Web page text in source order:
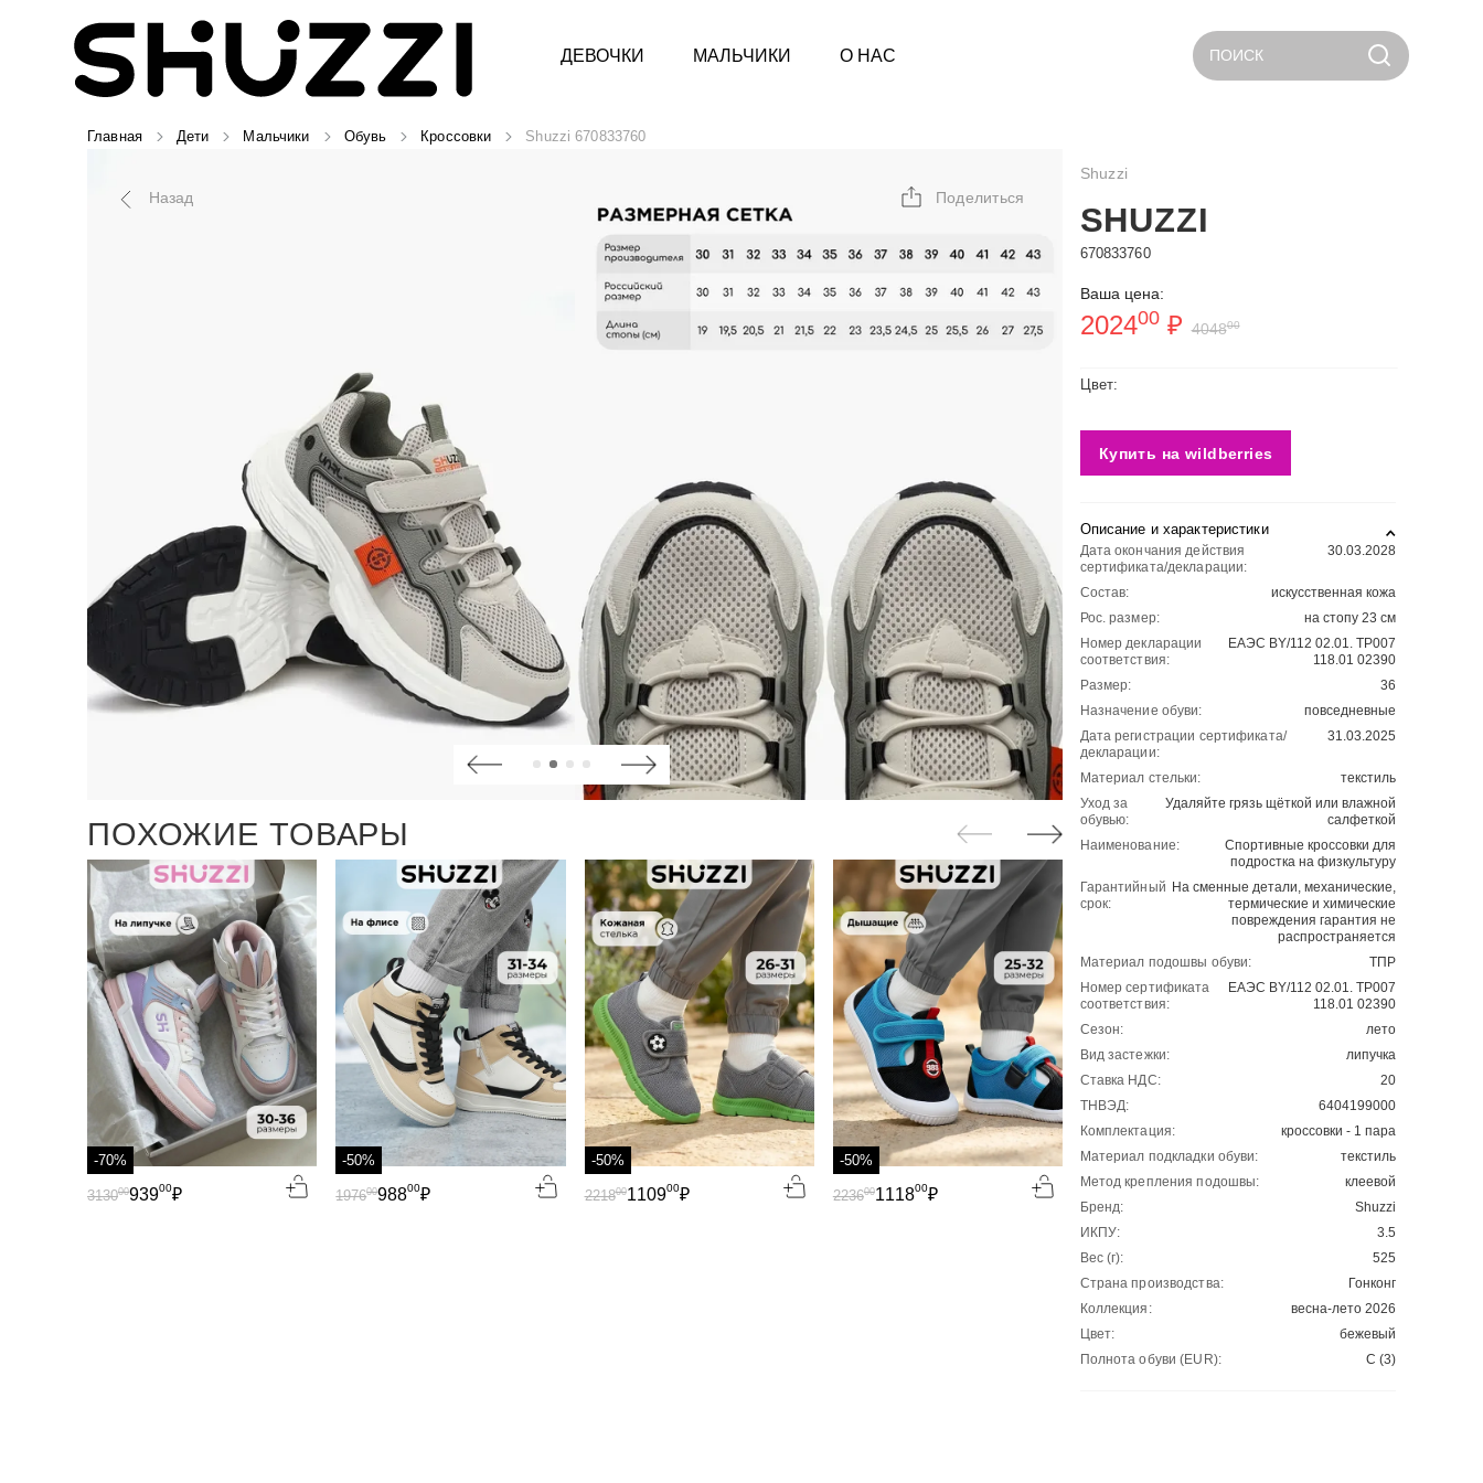
ДЕВОЧКИ МАЛЬЧИКИ О НАС ПОИСК
Главная Дети Мальчики Обувь Кроссовки Shuzzi 670833760
Назад Поделиться
ПОХОЖИЕ ТОВАРЫ
-70%
93900₽
313000
-50%
98800₽
197600
-50%
110900₽
221800
-50%
111800₽
223600
-50%
1130 00
00
-50%
Shuzzi
SHUZZI
670833760
Ваша цена:
202400₽ 404800
Цвет:
Купить на wildberries
Описание и характеристики
Дата окончания действия
сертификата/декларации:
30.03.2028
Состав:
искусственная кожа
Рос. размер:
на стопу 23 см
Номер декларации
соответствия:
ЕАЭС BY/112 02.01. ТР007
118.01 02390
Размер:
36
Назначение обуви:
повседневные
Дата регистрации сертификата/
декларации:
31.03.2025
Материал стельки:
текстиль
Уход за
обувью:
Удаляйте грязь щёткой или влажной
салфеткой
Наименование:
Спортивные кроссовки для
подростка на физкультуру
Гарантийный
срок:
На сменные детали, механические,
термические и химические
повреждения гарантия не
распространяется
Материал подошвы обуви:
ТПР
Номер сертификата
соответствия:
ЕАЭС BY/112 02.01. ТР007
118.01 02390
Сезон:
лето
Вид застежки:
липучка
Ставка НДС:
20
ТНВЭД:
6404199000
Комплектация:
кроссовки - 1 пара
Материал подкладки обуви:
текстиль
Метод крепления подошвы:
клеевой
Бренд:
Shuzzi
ИКПУ:
3.5
Вес (г):
525
Страна производства:
Гонконг
Коллекция:
весна-лето 2026
Цвет:
бежевый
Полнота обуви (EUR):
С (3)